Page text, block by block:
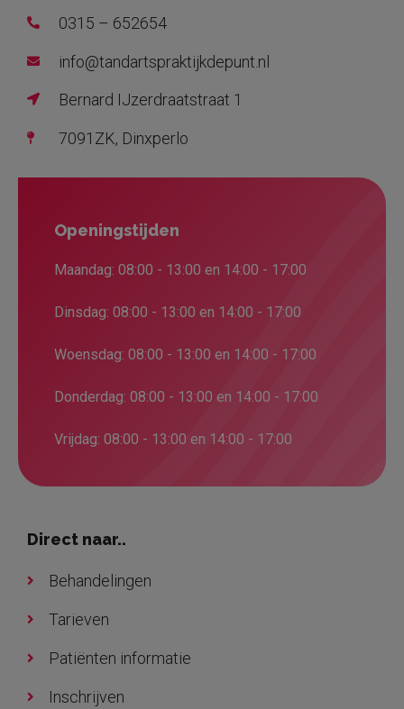
0315 – 652654
info@tandartspraktijkdepunt.nl
Bernard IJzerdraatstraat 1
7091ZK, Dinxperlo
Openingstijden
Maandag: 08:00 - 13:00 en 14:00 - 17:00
Dinsdag: 08:00 - 13:00 en 14:00 - 17:00
Woensdag: 08:00 - 13:00 en 14:00 - 17:00
Donderdag: 08:00 - 13:00 en 14:00 - 17:00
Vrijdag: 08:00 - 13:00 en 14:00 - 17:00
Direct naar..
Behandelingen
Tarieven
Patiënten informatie
Inschrijven